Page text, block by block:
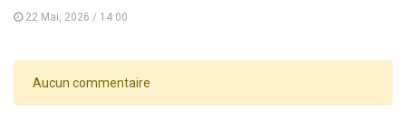
22 Mai, 2026 / 14:00
Aucun commentaire